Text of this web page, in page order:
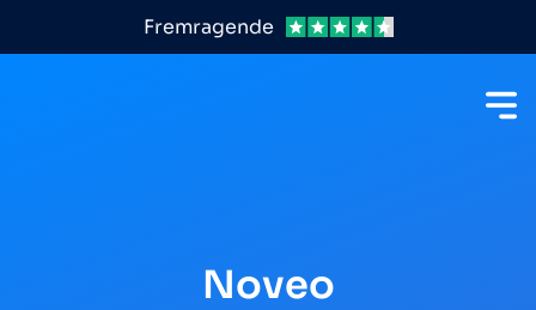
Fremragende
Noveo